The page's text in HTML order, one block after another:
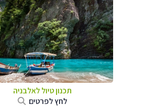
תכנון טיול לאלבניה
לחץ לפרטים